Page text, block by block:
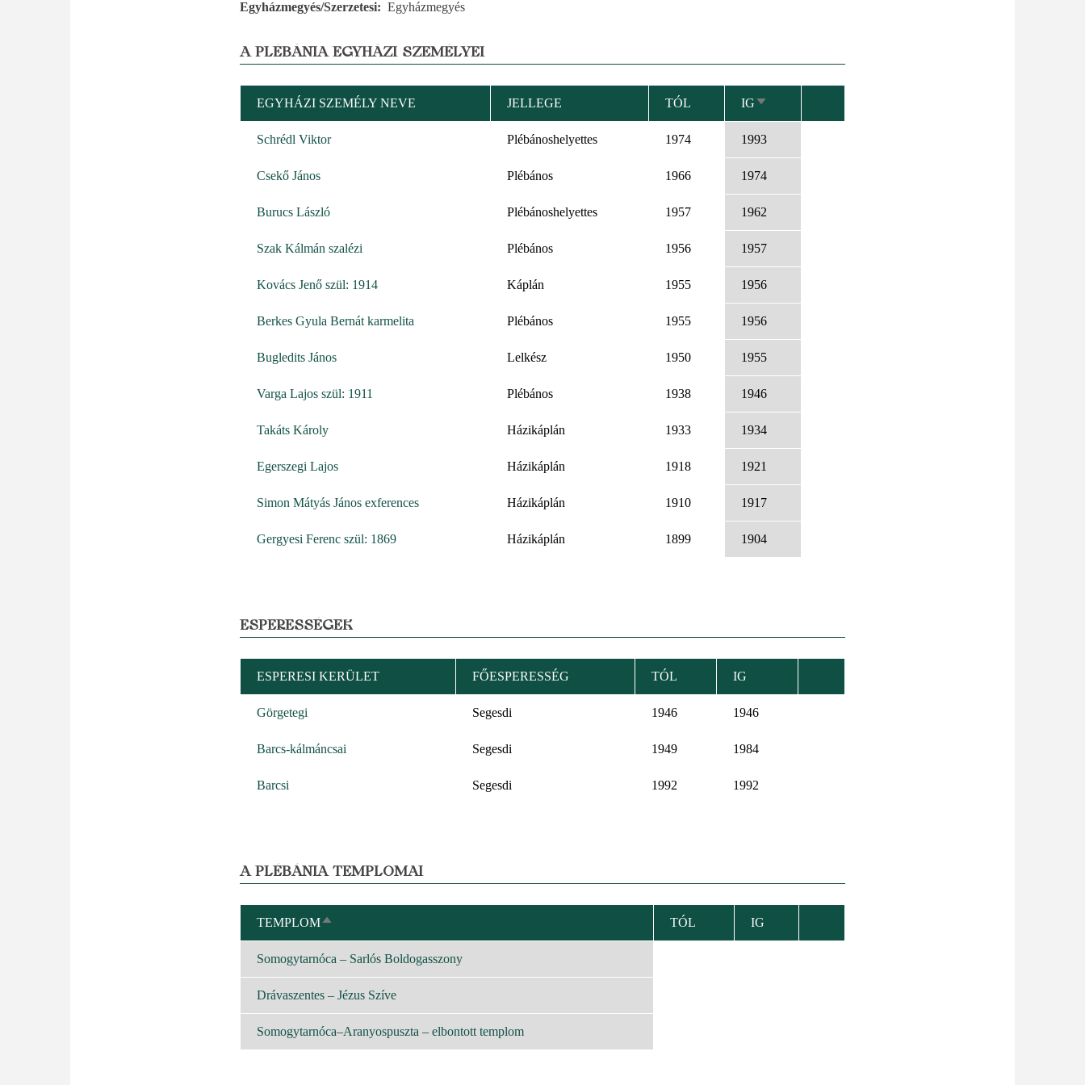
Egyházmegyés/Szerzetesi
Egyházmegyés
A PLÉBÁNIA EGYHÁZI SZEMÉLYEI
EGYHÁZI SZEMÉLY NEVE JELLEGE TÓL IGNÖVEKVŐ
RENDEZÉS
Schrédl Viktor
Plébánoshelyettes 1974 1993
Csekő János Plébános 1966 1974
Burucs László Plébánoshelyettes 1957 1962
Szak Kálmán szalézi Plébános 1956 1957
Kovács Jenő szül: 1914 Káplán 1955 1956
Berkes Gyula Bernát karmelita Plébános 1955 1956
Bugledits János Lelkész 1950 1955
Varga Lajos szül: 1911 Plébános 1938 1946
Takáts Károly Házikáplán 1933 1934
Egerszegi Lajos Házikáplán 1918 1921
Simon Mátyás János exferences Házikáplán 1910 1917
Gergyesi Ferenc szül: 1869 Házikáplán 1899 1904
ESPERESSÉGEK
ESPERESI KERÜLET FŐESPERESSÉG TÓL IG
Görgetegi Segesdi 1946 1946
Barcs-kálmáncsai Segesdi 1949 1984
Barcsi Segesdi 1992 1992
A PLÉBÁNIA TEMPLOMAI
TEMPLOMCSÖKKENŐ
RENDEZÉS
TÓL IG
Somogytarnóca – Sarlós Boldogasszony
Drávaszentes – Jézus Szíve
Somogytarnóca–Aranyospuszta – elbontott templom